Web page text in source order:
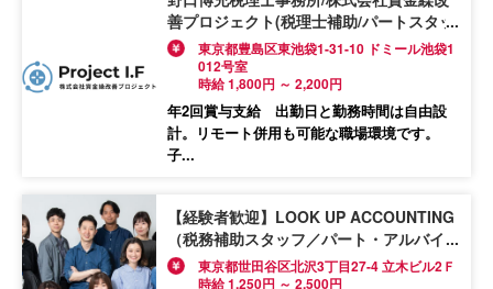
善プロジェクト(税理士補助/パートスタッ
フ） 東京都豊島区東池袋1-31-10 ドミール池袋1
012号室
時給 1,800円 ～ 2,200円
年2回賞与支給 出勤日と勤務時間は自由設
計。リモート併用も可能な職場環境です。
子...
【経験者歓迎】LOOK UP ACCOUNTING
（税務補助スタッフ／パート・アルバイ
ト） 東京都世田谷区北沢3丁目27-4 立木ビル2Ｆ
時給 1,250円 ～ 2,500円